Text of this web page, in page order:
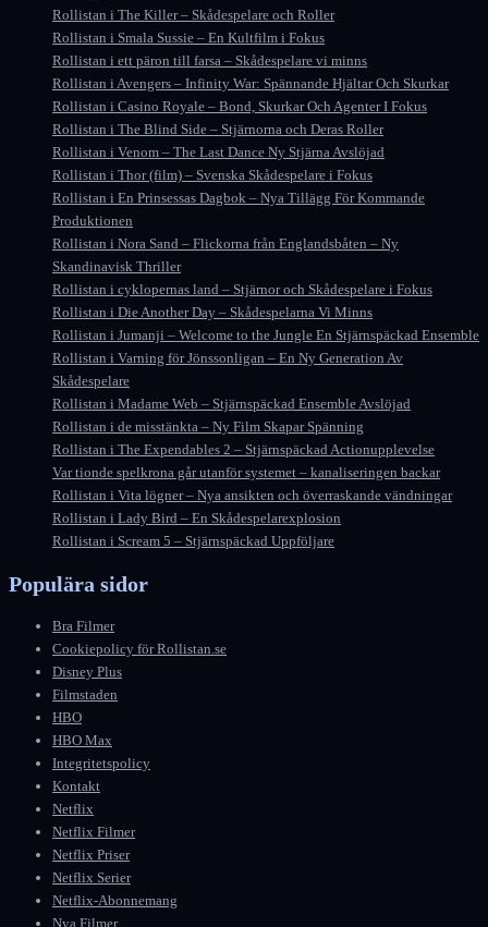
Rollistan i The Killer – Skådespelare och Roller
Rollistan i Smala Sussie – En Kultfilm i Fokus
Rollistan i ett päron till farsa – Skådespelare vi minns
Rollistan i Avengers – Infinity War: Spännande Hjältar Och Skurkar
Rollistan i Casino Royale – Bond, Skurkar Och Agenter I Fokus
Rollistan i The Blind Side – Stjärnorna och Deras Roller
Rollistan i Venom – The Last Dance Ny Stjärna Avslöjad
Rollistan i Thor (film) – Svenska Skådespelare i Fokus
Rollistan i En Prinsessas Dagbok – Nya Tillägg För Kommande
Produktionen
Rollistan i Nora Sand – Flickorna från Englandsbåten – Ny
Skandinavisk Thriller
Rollistan i cyklopernas land – Stjärnor och Skådespelare i Fokus
Rollistan i Die Another Day – Skådespelarna Vi Minns
Rollistan i Jumanji – Welcome to the Jungle En Stjärnspäckad Ensemble
Rollistan i Varning för Jönssonligan – En Ny Generation Av
Skådespelare
Rollistan i Madame Web – Stjärnspäckad Ensemble Avslöjad
Rollistan i de misstänkta – Ny Film Skapar Spänning
Rollistan i The Expendables 2 – Stjärnspäckad Actionupplevelse
Var tionde spelkrona går utanför systemet – kanaliseringen backar
Rollistan i Vita lögner – Nya ansikten och överraskande vändningar
Rollistan i Lady Bird – En Skådespelarexplosion
Rollistan i Scream 5 – Stjärnspäckad Uppföljare
Populära sidor
Bra Filmer
Cookiepolicy för Rollistan.se
Disney Plus
Filmstaden
HBO
HBO Max
Integritetspolicy
Kontakt
Netflix
Netflix Filmer
Netflix Priser
Netflix Serier
Netflix-Abonnemang
Nya Filmer